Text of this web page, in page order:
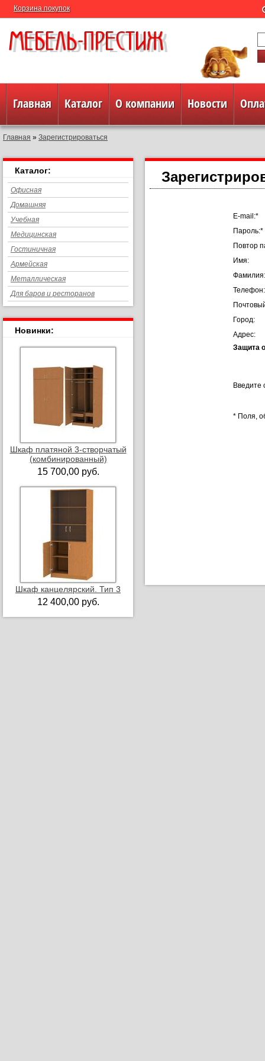
Корзина покупок
Главная Каталог О компании Новости
Главная » Зарегистрироваться
Каталог:
Офисная
Домашняя
Учебная
Медицинская
Гостиничная
Армейская
Металлическая
Для баров и ресторанов
Новинки:
Шкаф платяной 3-створчатый
(комбинированный)
15 700,00 руб.
Шкаф канцелярский. Тип 3
12 400,00 руб.
E-mail:*
Пароль:*
Повтор
Имя:
Фамилия:
Телефон:
Город:
Адрес:
Защита
Введите
* Поля,